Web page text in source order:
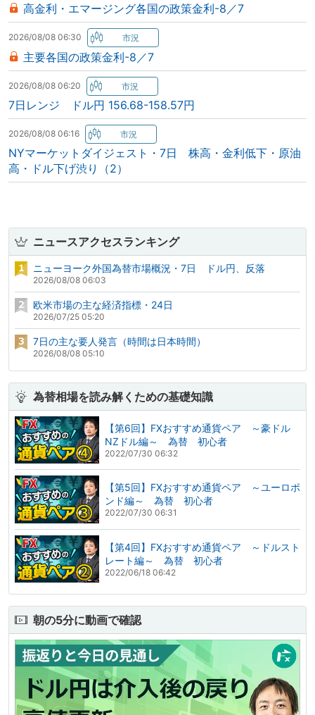
高金利・エマージング各国の政策金利-8／7
2026/08/08 06:30
主要各国の政策金利-8／7
2026/08/08 06:20
7日レンジ ドル円 156.68-158.57円
2026/08/08 06:16
NYマーケットダイジェスト・7日 株高・金利低下・原油
高・ドル下げ渋り（2）
ニュースアクセスランキング
ニューヨーク外国為替市場概況・7日 ドル円、反落
2026/08/08 06:03
欧米市場の主な経済指標・24日
2026/07/25 05:20
7日の主な要人発言（時間は日本時間）
2026/08/08 05:10
為替相場を読み解くための基礎知識
【第6回】FXおすすめ通貨ペア ～豪ドル
NZドル編～ 為替 初心者
2022/07/30 06:32
【第5回】FXおすすめ通貨ペア ～ユーロポ
ンド編～ 為替 初心者
2022/07/30 06:31
【第4回】FXおすすめ通貨ペア ～ドルスト
レート編～ 為替 初心者
2022/06/18 06:42
朝の5分に動画で確認